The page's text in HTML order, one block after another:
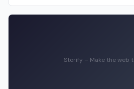
Storify – Make the web